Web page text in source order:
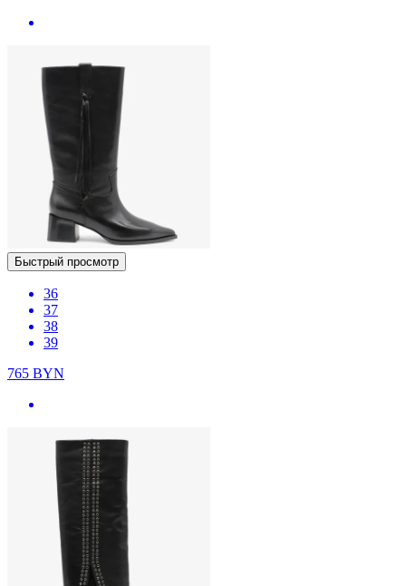
Быстрый просмотр
36
37
38
39
765 BYN